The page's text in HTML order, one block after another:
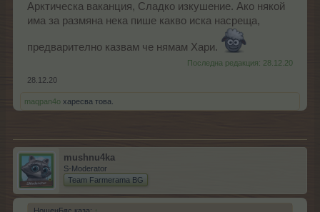
Арктическа ваканция, Сладко изкушение. Ако някой
има за размяна нека пише какво иска насреща,
предварително казвам че нямам Хари.
Последна редакция: 28.12.20
28.12.20
maqpan4o харесва това.
mushnu4ka
S-Moderator
Team Farmerama BG